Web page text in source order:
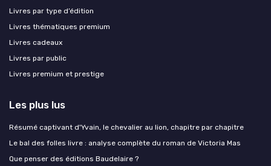
Livres par type d’édition
Livres thématiques premium
Livres cadeaux
Livres par public
Livres premium et prestige
Les plus lus
Résumé captivant d'Yvain, le chevalier au lion, chapitre par chapitre
Le bal des folles livre : analyse complète du roman de Victoria Mas
Que penser des éditions Baudelaire ?